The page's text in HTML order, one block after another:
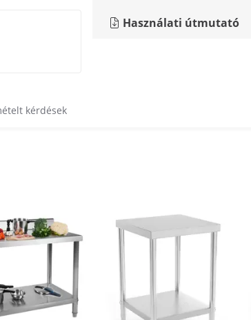
Használati útmutató
kérdések